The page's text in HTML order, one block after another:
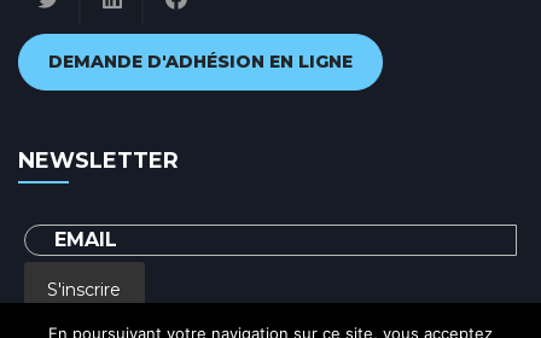
DEMANDE D'ADHÉSION EN LIGNE
NEWSLETTER
S'inscrire
En poursuivant votre navigation sur ce site, vous acceptez